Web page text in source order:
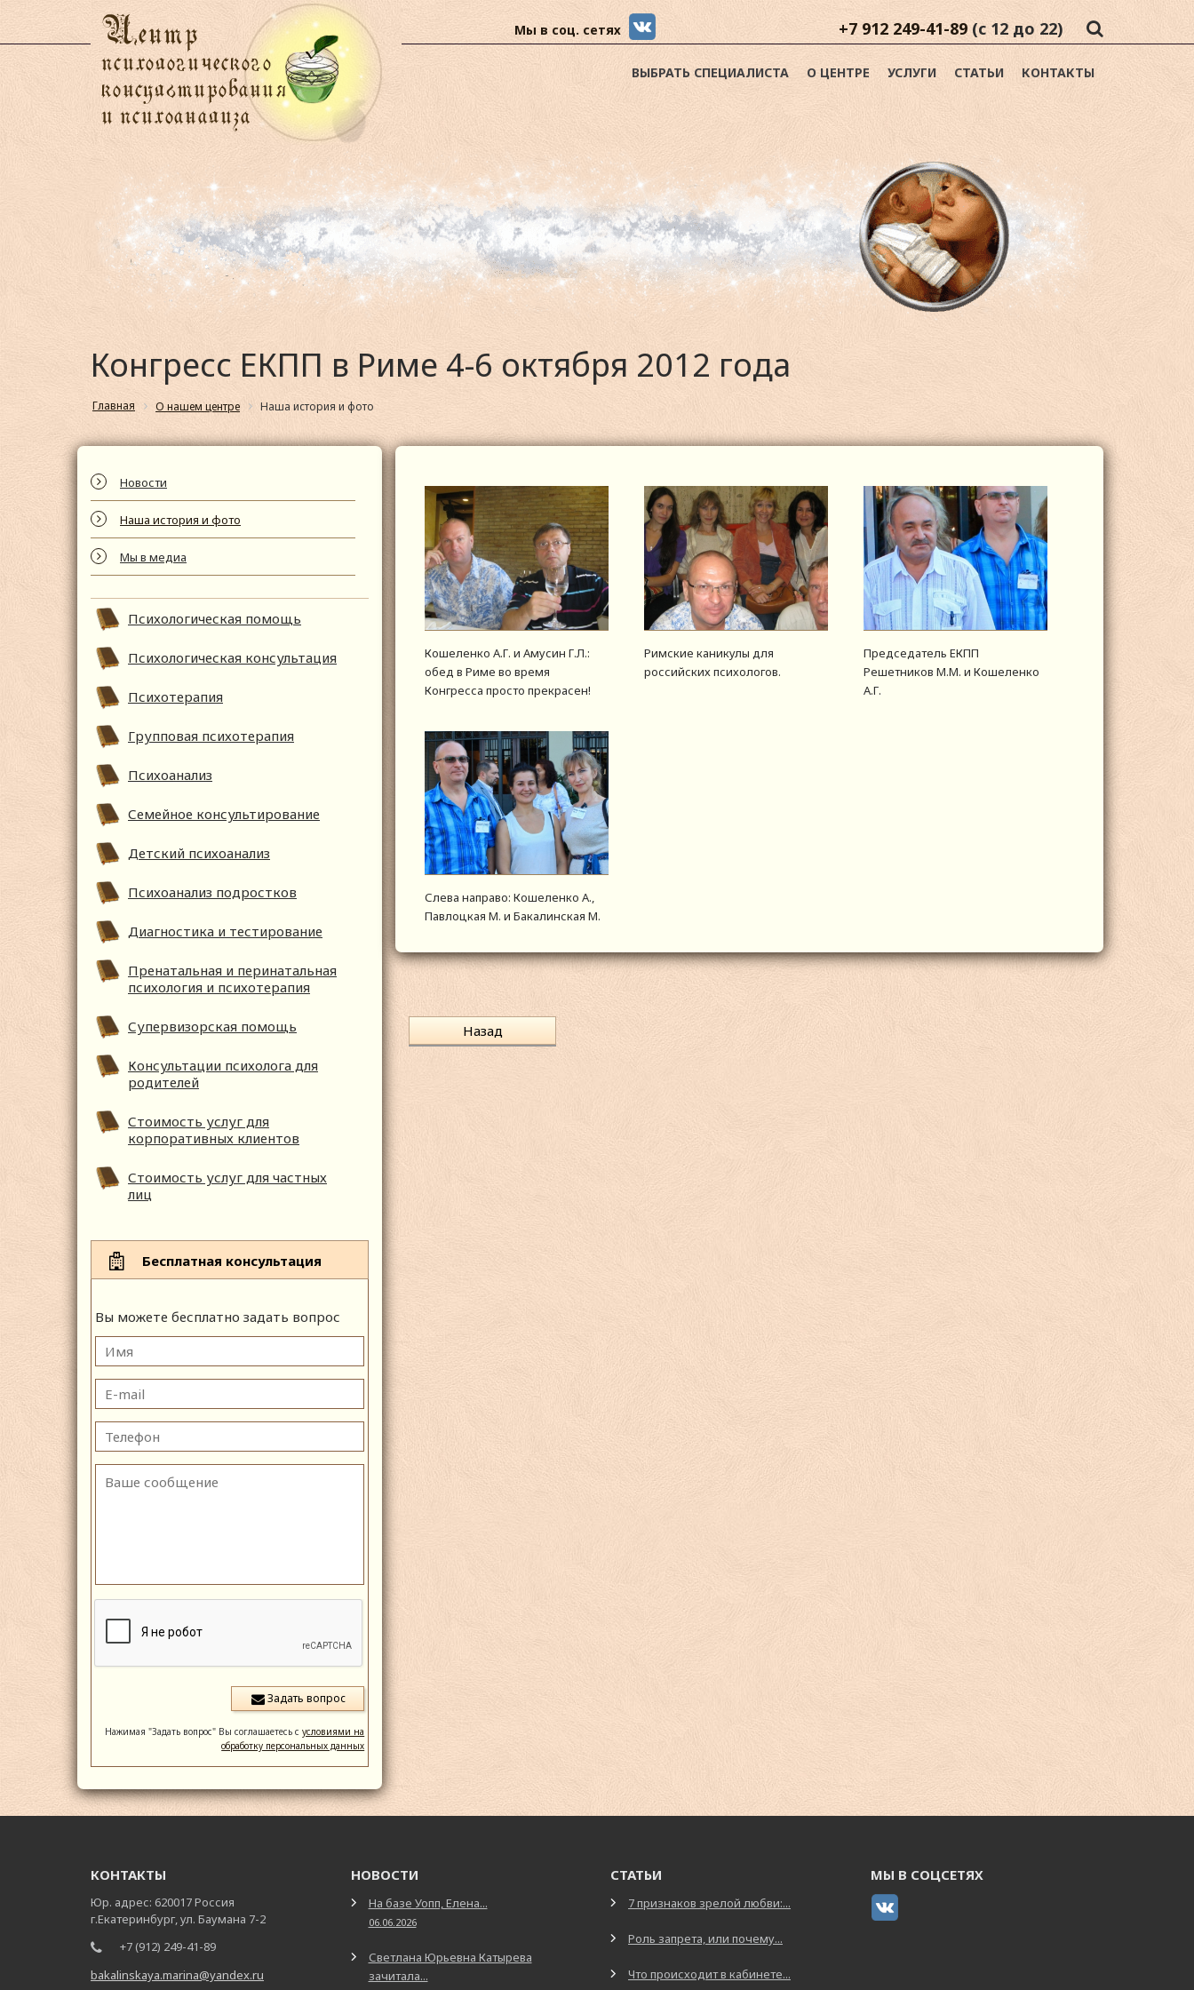
Мы в соц. сетях +7 912 249-41-89 (с 12 до 22)
ВЫБРАТЬ СПЕЦИАЛИСТА О ЦЕНТРЕ УСЛУГИ СТАТЬИ КОНТАКТЫ
Конгресс ЕКПП в Риме 4-6 октября 2012 года
Главная О нашем центре Наша история и фото
Новости
Наша история и фото
Мы в медиа
Психологическая помощь
Психологическая консультация
Психотерапия
Групповая психотерапия
Психоанализ
Семейное консультирование
Детский психоанализ
Психоанализ подростков
Диагностика и тестирование
Пренатальная и перинатальная
психология и психотерапия
Супервизорская помощь
Консультации психолога для
родителей
Стоимость услуг для
корпоративных клиентов
Стоимость услуг для частных
лиц
Бесплатная консультация
Вы можете бесплатно задать вопрос
Нажимая "Задать вопрос" Вы соглашаетесь сусловиями на
обработку персональных данных
Кошеленко А.Г. и Амусин Г.Л.:
обед в Риме во время
Конгресса просто прекрасен!
Римские каникулы для
российских психологов.
Председатель ЕКПП
Решетников М.М. и Кошеленко
А.Г.
Слева направо: Кошеленко А.,
Павлоцкая М. и Бакалинская М.
Назад
КОНТАКТЫ
Юр. адрес: 620017 Россия
г.Екатеринбург, ул. Баумана 7-2
+7 (912) 249-41-89
bakalinskaya.marina@yandex.ru
НОВОСТИ
На базе Уопп, Елена...
06.06.2026
Светлана Юрьевна Катырева
зачитала...
СТАТЬИ
7 признаков зрелой любви:...
Роль запрета, или почему...
Что происходит в кабинете...
МЫ В СОЦСЕТЯХ